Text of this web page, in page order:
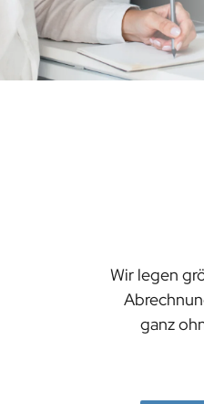
Wir legen
ganz